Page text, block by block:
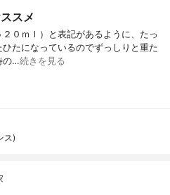
スメ
０ｍｌ）と表記があるように、たっ
たになっているのでずっしりと重た
の…続きを見る
ス)